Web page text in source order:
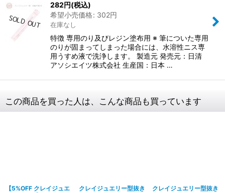
282円(税込)
希望小売価格: 302円
在庫なし
特徴 専用のり及びレジン塗布用 ※ 筆についた専用
のりが固まってしまった場合には、水溶性ニス専
用うすめ液で洗浄します。 製造元 発売元：日清
アソシエイツ株式会社 生産国：日本 …
この商品を買った人は、こんな商品も買っています
【5%OFF クレイジュエ
クレイジュエリー型抜き
クレイジュエリー型抜き